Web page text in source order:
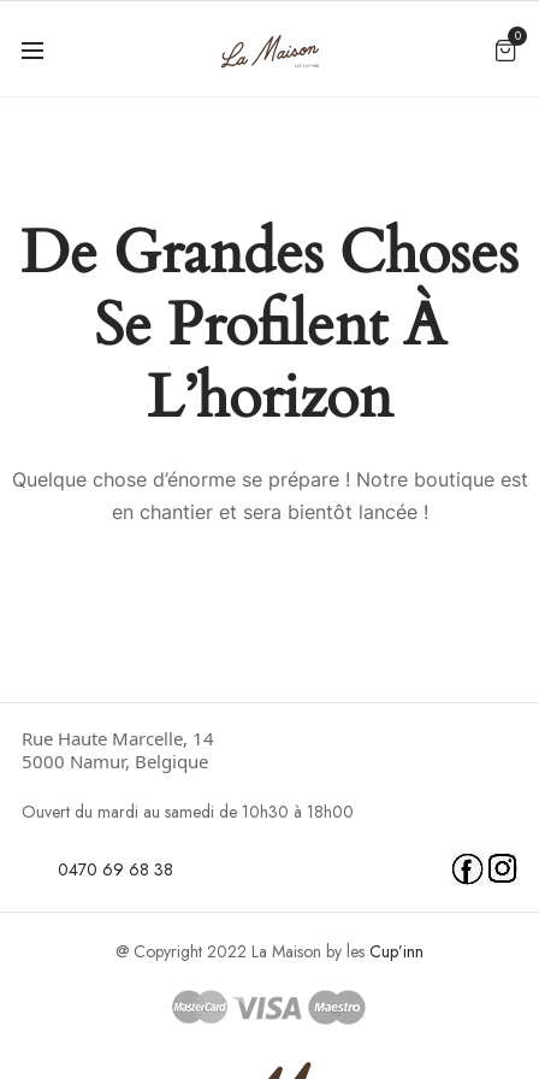
0
De Grandes Choses
Se Profilent À
L’horizon
Quelque chose d’énorme se prépare ! Notre boutique est
en chantier et sera bientôt lancée !
Rue Haute Marcelle, 14
5000 Namur, Belgique
Ouvert du mardi au samedi de 10h30 à 18h00
0470 69 68 38
@ Copyright 2022 La Maison by les Cup’inn